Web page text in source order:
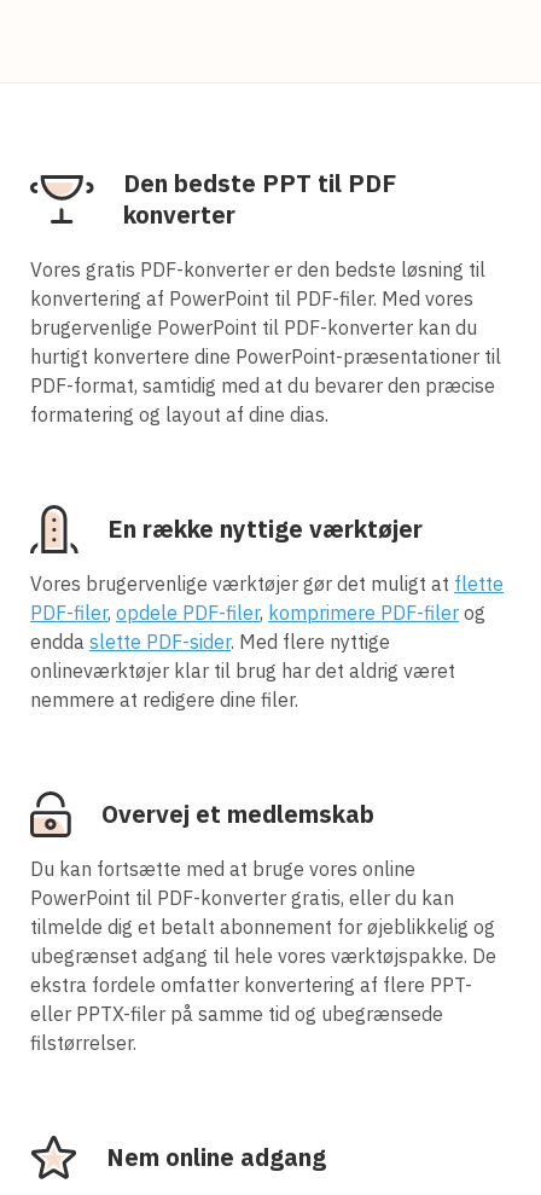
Den bedste PPT til PDF
konverter
Vores gratis PDF-konverter er den bedste løsning til
konvertering af PowerPoint til PDF-filer. Med vores
brugervenlige PowerPoint til PDF-konverter kan du
hurtigt konvertere dine PowerPoint-præsentationer til
PDF-format, samtidig med at du bevarer den præcise
formatering og layout af dine dias.
En række nyttige værktøjer
Vores brugervenlige værktøjer gør det muligt at flette
PDF-filer, opdele PDF-filer, komprimere PDF-filer og
endda slette PDF-sider. Med flere nyttige
onlineværktøjer klar til brug har det aldrig været
nemmere at redigere dine filer.
Overvej et medlemskab
Du kan fortsætte med at bruge vores online
PowerPoint til PDF-konverter gratis, eller du kan
tilmelde dig et betalt abonnement for øjeblikkelig og
ubegrænset adgang til hele vores værktøjspakke. De
ekstra fordele omfatter konvertering af flere PPT-
eller PPTX-filer på samme tid og ubegrænsede
filstørrelser.
Nem online adgang